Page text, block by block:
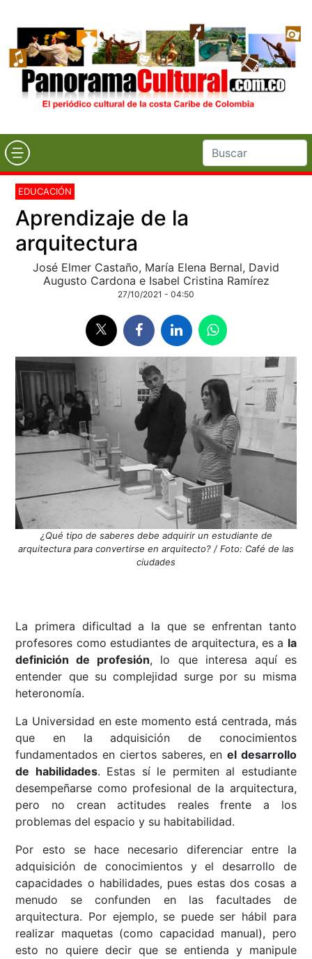
EDUCACIÓN
Aprendizaje de la
arquitectura
José Elmer Castaño, María Elena Bernal, David
Augusto Cardona e Isabel Cristina Ramírez
27/10/2021 - 04:50
¿Qué tipo de saberes debe adquirir un estudiante de
arquitectura para convertirse en arquitecto? / Foto: Café de las
ciudades
La primera dificultad a la que se enfrentan tanto
profesores como estudiantes de arquitectura, es a la
definición de profesión, lo que interesa aquí es
entender que su complejidad surge por su misma
heteronomía.
La Universidad en este momento está centrada, más
que en la adquisición de conocimientos
fundamentados en ciertos saberes, en el desarrollo
de habilidades. Estas sí le permiten al estudiante
desempeñarse como profesional de la arquitectura,
pero no crean actitudes reales frente a los
problemas del espacio y su habitabilidad.
Por esto se hace necesario diferenciar entre la
adquisición de conocimientos y el desarrollo de
capacidades o habilidades, pues estas dos cosas a
menudo se confunden en las facultades de
arquitectura. Por ejemplo, se puede ser hábil para
realizar maquetas (como capacidad manual), pero
esto no quiere decir que se entienda y manipule